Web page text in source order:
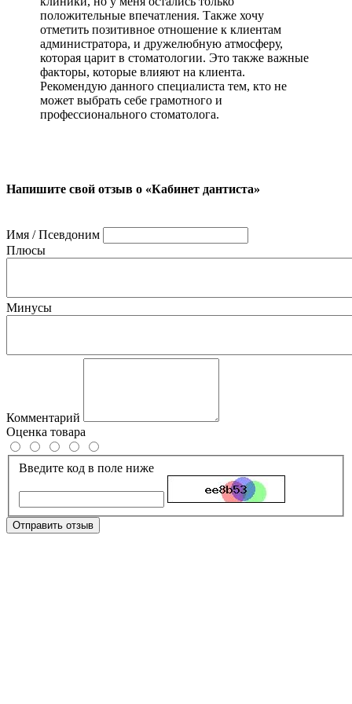
положительные впечатления. Также хочу
отметить позитивное отношение к клиентам
администратора, и дружелюбную атмосферу,
которая царит в стоматологии. Это также важные
факторы, которые влияют на клиента.
Рекомендую данного специалиста тем, кто не
может выбрать себе грамотного и
профессионального стоматолога.
Напишите свой отзыв о «Кабинет дантиста»
Имя / Псевдоним
Плюсы
Минусы
Комментарий
Оценка товара
Введите код в поле ниже
Отправить отзыв